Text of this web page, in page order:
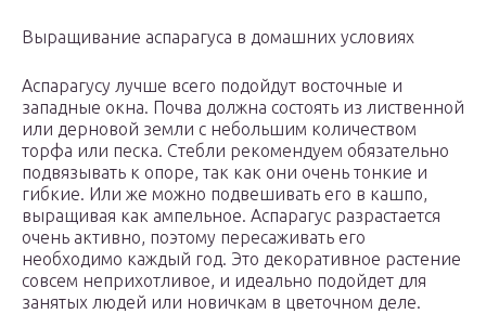
Выращивание аспарагуса в домашних условиях
Аспарагусу лучше всего подойдут восточные и
западные окна. Почва должна состоять из лиственной
или дерновой земли с небольшим количеством
торфа или песка. Стебли рекомендуем обязательно
подвязывать к опоре, так как они очень тонкие и
гибкие. Или же можно подвешивать его в кашпо,
выращивая как ампельное. Аспарагус разрастается
очень активно, поэтому пересаживать его
необходимо каждый год. Это декоративное растение
совсем неприхотливое, и идеально подойдет для
занятых людей или новичкам в цветочном деле.